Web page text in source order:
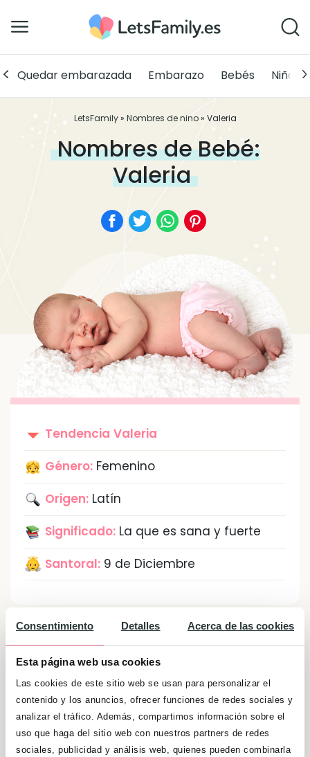
Consentimiento Detalles Acerca de las cookies
Esta página web usa cookies
Las cookies de este sitio web se usan para personalizar el
contenido y los anuncios, ofrecer funciones de redes sociales y
analizar el tráfico. Además, compartimos información sobre el
uso que haga del sitio web con nuestros partners de redes
sociales, publicidad y análisis web, quienes pueden combinarla
Quedar embarazada Embarazo Bebés Niños
LetsFamily» Nombres de nino» Valeria
Nombres de Bebé:
Valeria
Tendencia Valeria
Género: Femenino
Origen: Latín
Significado: La que es sana y fuerte
Santoral: 9 de Diciembre